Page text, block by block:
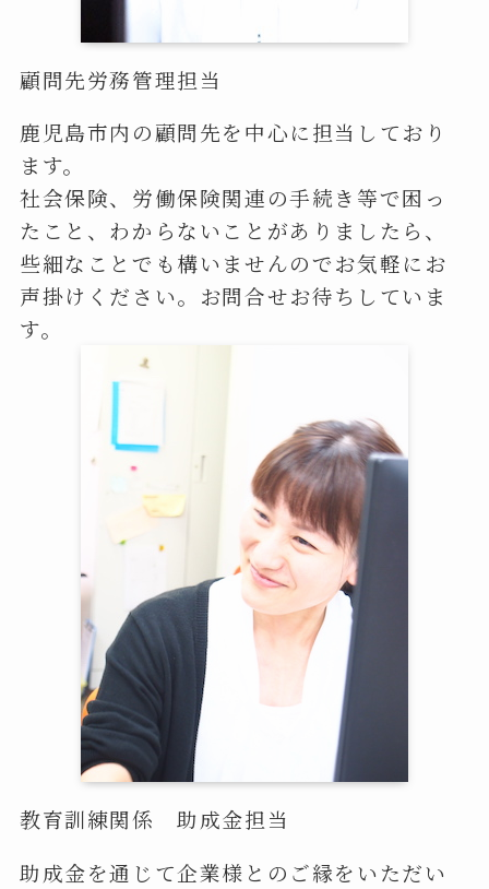
顧問先労務管理担当
鹿児島市内の顧問先を中心に担当しており
ます。
社会保険、労働保険関連の手続き等で困っ
たこと、わからないことがありましたら、
些細なことでも構いませんのでお気軽にお
声掛けください。お問合せお待ちしていま
す。
教育訓練関係 助成金担当
助成金を通じて企業様とのご縁をいただい